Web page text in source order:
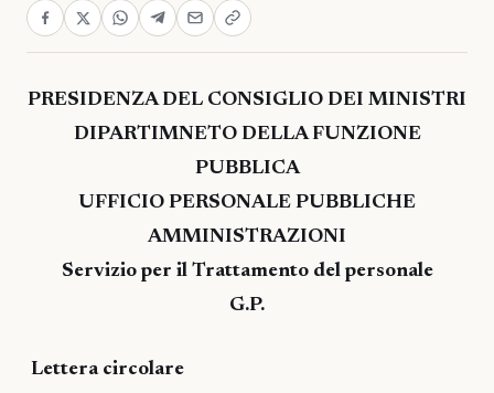
PRESIDENZA DEL CONSIGLIO DEI MINISTRI
DIPARTIMNETO DELLA FUNZIONE
PUBBLICA
UFFICIO PERSONALE PUBBLICHE
AMMINISTRAZIONI
Servizio per il Trattamento del personale
G.P.
Lettera circolare